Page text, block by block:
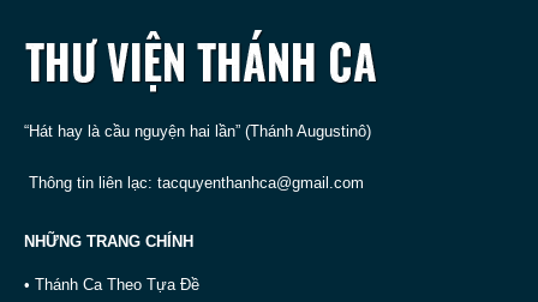
“Hát hay là cầu nguyện hai lần” (Thánh Augustinô)
Thông tin liên lạc: tacquyenthanhca@gmail.com
NHỮNG TRANG CHÍNH
• Thánh Ca Theo Tựa Đề